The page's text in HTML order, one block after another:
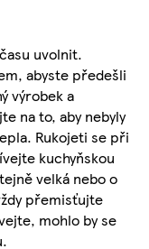
uvolnit.
abyste předešli
výrobek a
na to, aby nebyly
Rukojeti se při
kuchyňskou
velká nebo o
přemisťujte
mohlo by se